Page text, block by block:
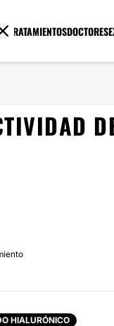
TRATAMIENTOSDOCTORES
HIALURÓNICO